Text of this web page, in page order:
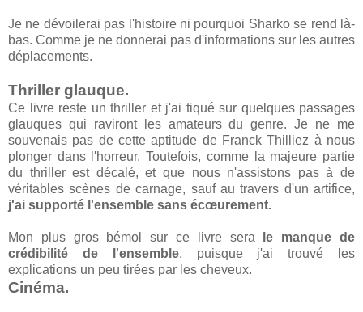
Je ne dévoilerai pas l'histoire ni pourquoi Sharko se rend là-
bas. Comme je ne donnerai pas d'informations sur les autres
déplacements.
Thriller glauque.
Ce livre reste un thriller et j'ai tiqué sur quelques passages
glauques qui raviront les amateurs du genre. Je ne me
souvenais pas de cette aptitude de Franck Thilliez à nous
plonger dans l'horreur. Toutefois, comme la majeure partie
du thriller est décalé, et que nous n'assistons pas à de
véritables scènes de carnage, sauf au travers d'un artifice,
j'ai supporté l'ensemble sans écœurement.
Mon plus gros bémol sur ce livre sera
le manque de
crédibilité de l'ensemble, puisque j'ai trouvé les
explications un peu tirées par les cheveux.
Cinéma.